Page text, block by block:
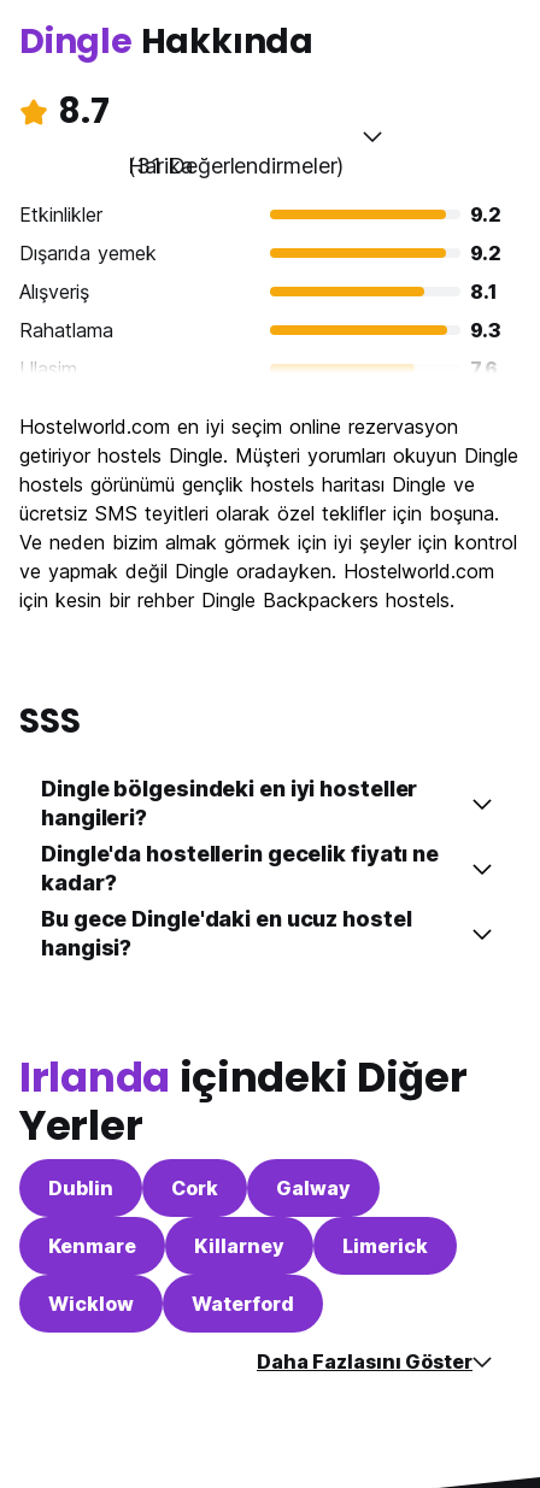
Dingle Hakkında
8.7
Harika
(31 Değerlendirmeler)
Etkinlikler
9.2
Dışarıda yemek
9.2
Alışveriş
8.1
Rahatlama
9.3
Ulasim
7.6
Kültür
8.8
Gece hayatı
8.5
Ekonomik
8.5
Hostelworld.com en iyi seçim online rezervasyon
getiriyor hostels Dingle. Müşteri yorumları okuyun Dingle
hostels görünümü gençlik hostels haritası Dingle ve
ücretsiz SMS teyitleri olarak özel teklifler için boşuna.
Ve neden bizim almak görmek için iyi şeyler için kontrol
ve yapmak değil Dingle oradayken. Hostelworld.com
için kesin bir rehber Dingle Backpackers hostels.
SSS
Dingle bölgesindeki en iyi hosteller
hangileri?
Dingle'da hostellerin gecelik fiyatı ne
kadar?
Bu gece Dingle'daki en ucuz hostel
hangisi?
Irlanda içindeki Diğer
Yerler
Dublin Cork Galway
Kenmare Killarney Limerick
Wicklow Waterford
Daha Fazlasını Göster